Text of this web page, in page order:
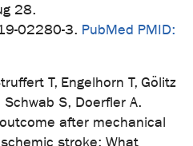
28.
02280-3. PubMed PMID:
T, Engelhorn T, Gölitz
Schwab S, Doerfler A.
after mechanical
stroke: What